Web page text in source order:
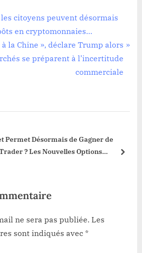
citoyens peuvent désormais
en cryptomonnaies…
la Chine », déclare Trump alors
se préparent à l’incertitude
commerciale
Permet Désormais de Gagner de
? Les Nouvelles Options
next
ne sera pas publiée. Les
sont indiqués avec *